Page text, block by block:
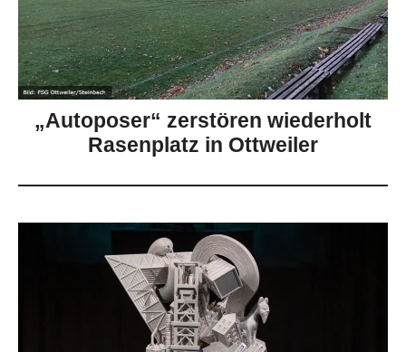
„Autoposer“ zerstören wiederholt
Rasenplatz in Ottweiler